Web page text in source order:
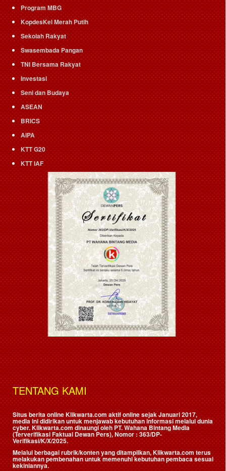
Program MBG
KopdesKel Merah Putih
Sekolah Rakyat
Swasembada Pangan
TNI Bersama Rakyat
Investasi
Seni dan Budaya
ASEAN
BRICS
AIPA
KTT G20
KTT IAF
TENTANG KAMI
Situs berita online Klikwarta.com aktif online sejak Januari 2017,
media ini didirikan untuk menjawab kebutuhan informasi melalui dunia
cyber. Klikwarta.com dinaungi oleh PT. Wahana Bintang Media
(Terverifikasi Faktual Dewan Pers), Nomor : 363/DP-
Verifikasi/K/X/2025.
Melalui berbagai rubrik/konten yang ditampilkan, Klikwarta.com terus
melakukan pembenahan untuk memenuhi kebutuhan pembaca sesuai
kekiniannya.